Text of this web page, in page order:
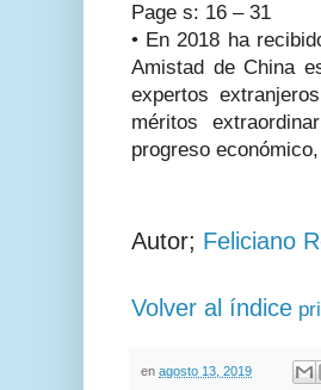
Page s: 16 – 31
• En 2018 ha
Amistad de China
expertos
méritos
progreso
Autor; Feliciano
Volver al índice
en agosto 13, 2019